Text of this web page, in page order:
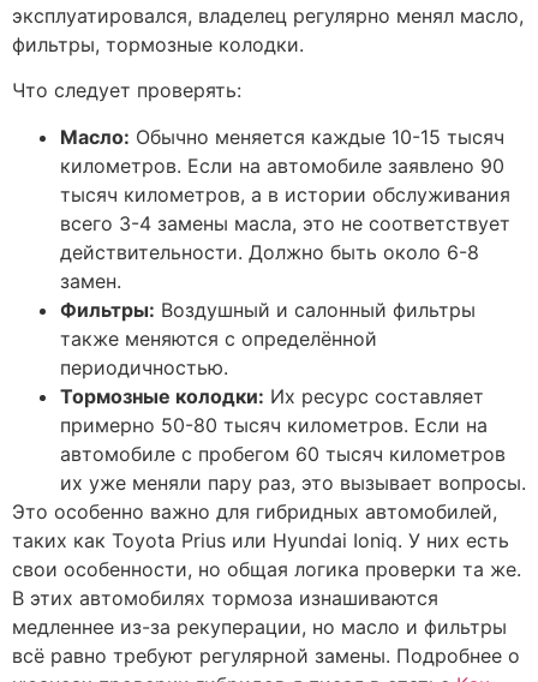
эксплуатировался, владелец регулярно менял масло,
фильтры, тормозные колодки.
Что следует проверять:
Масло: Обычно меняется каждые 10-15 тысяч
километров. Если на автомобиле заявлено 90
тысяч километров, а в истории обслуживания
всего 3-4 замены масла, это не соответствует
действительности. Должно быть около 6-8
замен.
Фильтры: Воздушный и салонный фильтры
также меняются с определённой
периодичностью.
Тормозные колодки: Их ресурс составляет
примерно 50-80 тысяч километров. Если на
автомобиле с пробегом 60 тысяч километров
их уже меняли пару раз, это вызывает вопросы.
Это особенно важно для гибридных автомобилей,
таких как Toyota Prius или Hyundai Ioniq. У них есть
свои особенности, но общая логика проверки та же.
В этих автомобилях тормоза изнашиваются
медленнее из-за рекуперации, но масло и фильтры
всё равно требуют регулярной замены. Подробнее о